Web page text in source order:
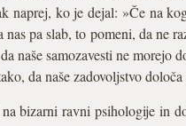
naprej, ko je dejal: »Če na
pa slab, to pomeni, da ne
naše samozavesti ne
da naše zadovoljstvo
bizarni ravni psihologije in